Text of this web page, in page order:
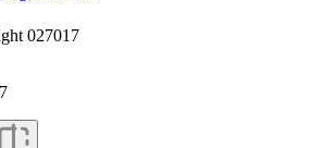
027017